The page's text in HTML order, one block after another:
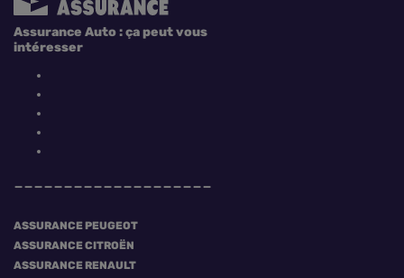
ASSURANCE PEUGEOT
ASSURANCE CITROËN
ASSURANCE RENAULT
Assurance Auto : ça peut vous
intéresser